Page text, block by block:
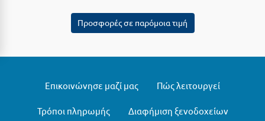
Μουζάκι
Μπαλί Κρήτης
Προσφορές σε παρόμοια τιμή
Επικοινώνησε μαζί μας Πώς λειτουργεί
Τρόποι πληρωμής Διαφήμιση ξενοδοχείων